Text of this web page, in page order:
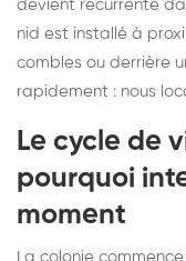
devient récurrente
nid est installé à
combles ou derrière
rapidement : nous
Le cycle de
pourquoi
moment
La colonie